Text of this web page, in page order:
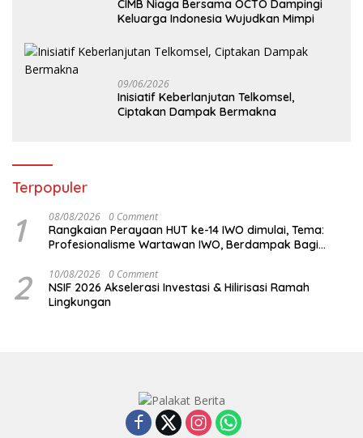
CIMB Niaga Bersama OCTO Dampingi
Keluarga Indonesia Wujudkan Mimpi
09/06/2026
Inisiatif Keberlanjutan Telkomsel,
Ciptakan Dampak Bermakna
Terpopuler
1 08/08/2026 0 Comment
Rangkaian Perayaan HUT ke-14 IWO dimulai, Tema:
Profesionalisme Wartawan IWO, Berdampak Bagi
2 10/08/2026 0 Comment
NSIF 2026 Akselerasi Investasi & Hilirisasi Ramah
Lingkungan